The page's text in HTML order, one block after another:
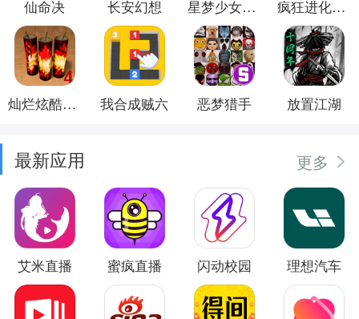
仙命决 长安幻想 星梦少女换装 疯狂进化防卫战
灿烂炫酷模拟器 我合成贼六 恶梦猎手 放置江湖
最新应用 更多
艾米直播 蜜疯直播 闪动校园 理想汽车